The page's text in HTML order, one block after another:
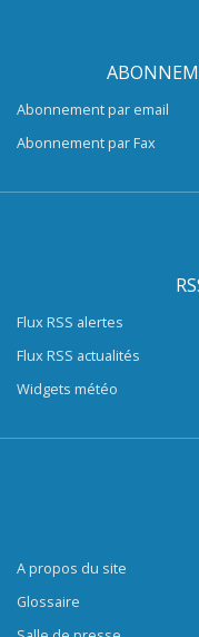
Abonnement par email
Abonnement par Fax
Flux RSS alertes
Flux RSS actualités
Widgets météo
A propos du site
Glossaire